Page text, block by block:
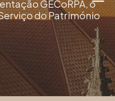
GECoRPA, o
do Património